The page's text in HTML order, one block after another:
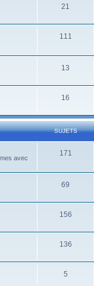
21
111
13
16
SUJETS
avec
171
69
156
136
5